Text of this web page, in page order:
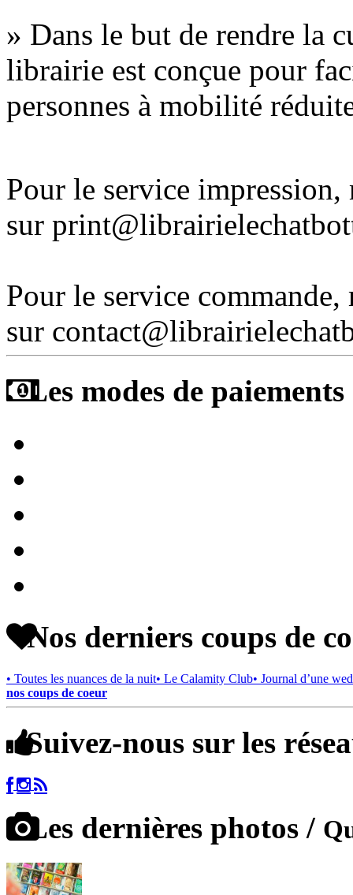
» Dans le but de rendre la
librairie est conçue pour
personnes à mobilité
Pour le service
sur
Pour le service
sur
Les modes de
Nos derniers coups de
• Toutes les nuances de la nuit• Le Calamity Club• Journal d’une
nos coups de coeur
Suivez-nous sur les
Les dernières photos /